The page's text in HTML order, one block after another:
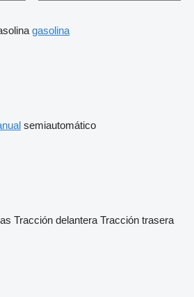
gasolina
semiautomático
Tracción delantera Tracción trasera